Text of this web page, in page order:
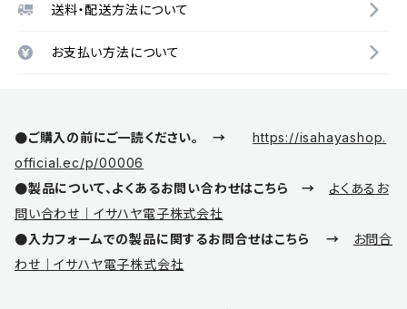
送料・配送方法について
お支払い方法について
●ご購入の前にご一読ください。 →https://isahayashop.
official.ec/p/00006
●製品について、よくあるお問い合わせはこちら → よくあるお
問い合わせ｜イサハヤ電子株式会社
●入力フォームでの製品に関するお問合せはこちら →
お問合
わせ｜イサハヤ電子株式会社